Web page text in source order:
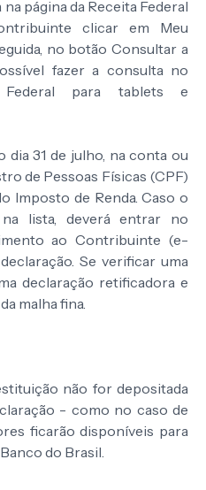
página da Receita Federal
clicar em Meu
no botão Consultar a
fazer a consulta no
para tablets e
31 de julho, na conta ou
de Pessoas Físicas (CPF)
Imposto de Renda. Caso o
lista, deverá entrar no
ao Contribuinte (e-
Se verificar uma
declaração retificadora e
malha fina.
não for depositada
- como no caso de
ficarão disponíveis para
do Brasil.